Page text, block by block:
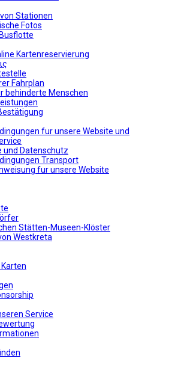
Stationen
Fotos
Kartenreservierung
Fahrplan
behinderte Menschen
fur unsere Website und
und Datenschutz
Transport
fur unsere Website
Stätten-Museen-Klöster
Westkreta
Service